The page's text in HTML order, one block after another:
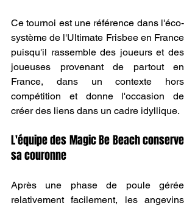
Ce tournoi est une référence dans l'éco-
système de l'Ultimate Frisbee en France
puisqu'il rassemble des joueurs et des
joueuses provenant de partout en
France, dans un contexte hors
compétition et donne l'occasion de
créer des liens dans un cadre idyllique.
L'équipe des Magic Be Beach conserve
sa couronne
Après une phase de poule gérée
relativement facilement, les angevins